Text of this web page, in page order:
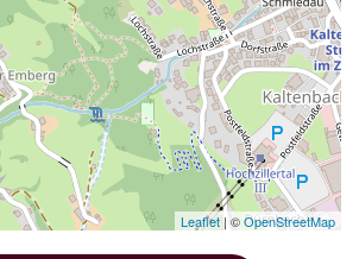
Leaflet| ©OpenStreetMap